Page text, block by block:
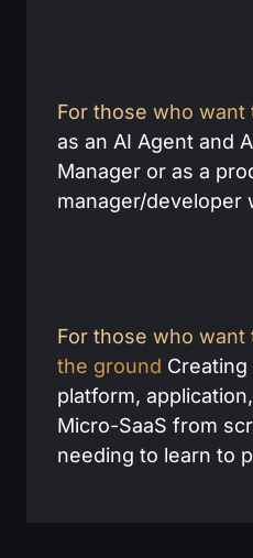
For those who
as an AI Agent and
Manager or as a
manager/developer
For those who
the ground
platform,
Micro-SaaS from
needing to learn to